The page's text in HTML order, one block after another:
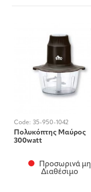
Code: 35-950-1042
Πολυκόπτης Mαύρος
300watt
Προσωρινά μη
Διαθέσιμο